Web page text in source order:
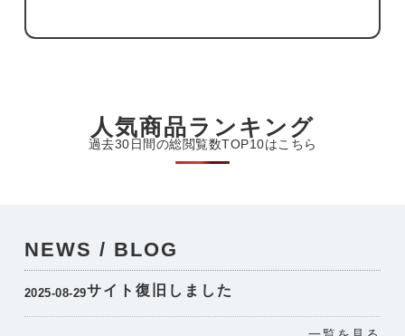
人気商品ランキング
過去30日間の総閲覧数TOP10はこちら
NEWS / BLOG
2025-08-29サイト復旧しました